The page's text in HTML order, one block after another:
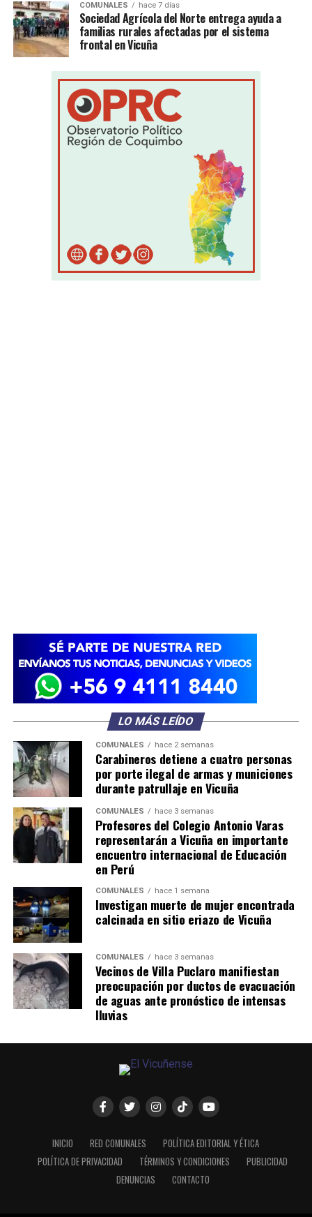
COMUNALES hace 7 días
Sociedad Agrícola del Norte entrega ayuda a
familias rurales afectadas por el sistema
frontal en Vicuña
LO MÁS LEÍDO
COMUNALES hace 2 semanas
Carabineros detiene a cuatro personas
por porte ilegal de armas y municiones
durante patrullaje en Vicuña
COMUNALES hace 3 semanas
Profesores del Colegio Antonio Varas
representarán a Vicuña en importante
encuentro internacional de Educación
en Perú
COMUNALES hace 1 semana
Investigan muerte de mujer encontrada
calcinada en sitio eriazo de Vicuña
COMUNALES hace 3 semanas
Vecinos de Villa Puclaro manifiestan
preocupación por ductos de evacuación
de aguas ante pronóstico de intensas
lluvias
INICIO RED COMUNALES
POLÍTICA EDITORIAL Y ÉTICA
POLÍTICA DE PRIVACIDAD
TÉRMINOS Y CONDICIONES
PUBLICIDAD
DENUNCIAS
CONTACTO